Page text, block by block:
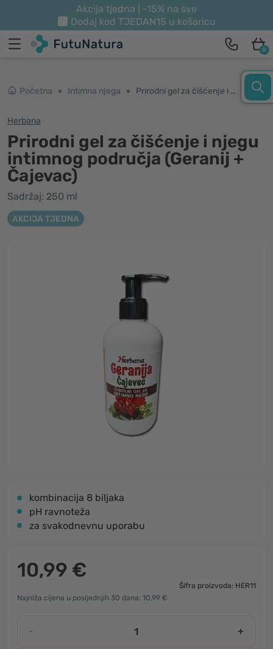
Akcija tjedna | -15% na sve
Dodaj kod TJEDAN15 u košaricu
0
Početna Intimna njega Prirodni gel za čišćenje i njegu intimnog područja (Geranij + Čajevac)
Herbana
Prirodni gel za čišćenje i njegu
intimnog područja (Geranij +
Čajevac)
Sadržaj: 250 ml
AKCIJA TJEDNA
kombinacija 8 biljaka
pH ravnoteža
za svakodnevnu uporabu
10,99 €
Šifra proizvoda: HER11
Najniža cijena u posljednjih 30 dana: 10,99 €
- +